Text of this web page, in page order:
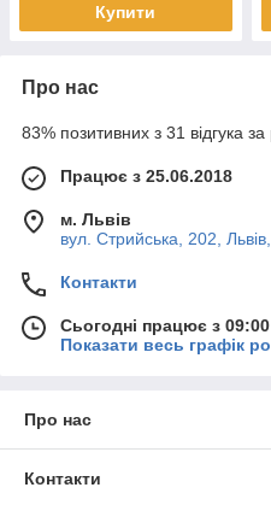
Купити
Про нас
83% позитивних з 31 відгука за
Працює з 25.06.2018
м. Львів
вул. Стрийська, 202,
Контакти
Сьогодні працює з
Показати весь графік
Про нас
Контакти